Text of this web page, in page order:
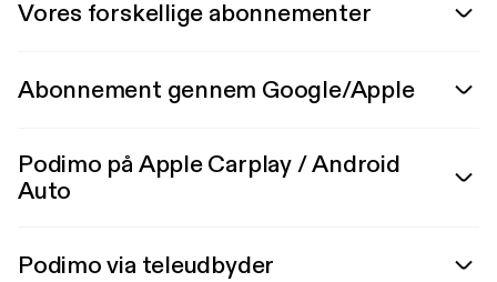
Vores forskellige abonnementer
Abonnement gennem Google/Apple
Podimo på Apple Carplay / Android
Auto
Podimo via teleudbyder